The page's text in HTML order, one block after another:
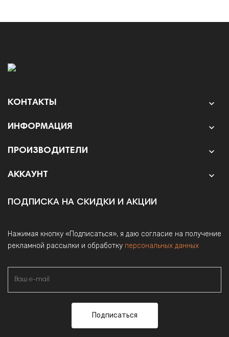
КОНТАКТЫ 
ИНФОРМАЦИЯ 
ПРОИЗВОДИТЕЛИ 
АККАУНТ 
ПОДПИСКА НА СКИДКИ И АКЦИИ
Нажимая кнопку «Подписаться», я даю согласие на получение
рекламной рассылки и обработку персональных данных
Подписаться